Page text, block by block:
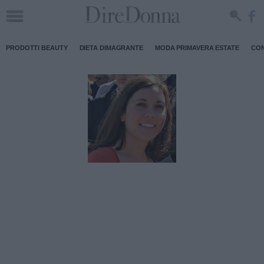
PRODOTTI BEAUTY DIETA DIMAGRANTE MODA PRIMAVERA ESTATE